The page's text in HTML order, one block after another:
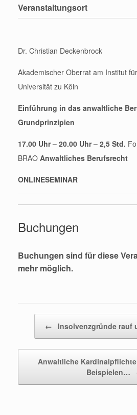
Veranstaltungsort
Dr. Christian Deckenbrock
Akademischer Oberrat am Institut
Universität zu Köln
Einführung in das anwaltliche
Grundprinzipien
17.00 Uhr – 20.00 Uhr – 2,5 Std.
BRAO Anwaltliches Berufsrecht
ONLINESEMINAR
Buchungen
Buchungen sind für diese
mehr möglich.
← Insolvenzgründe rauf
Anwaltliche
Beispielen…